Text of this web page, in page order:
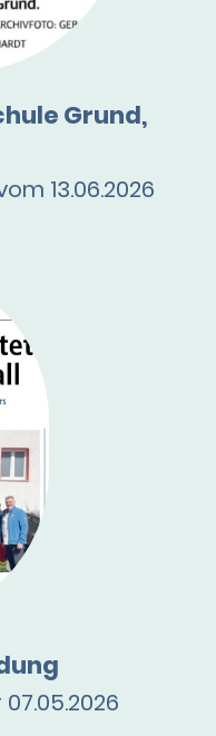
Grund,
13.06.2026